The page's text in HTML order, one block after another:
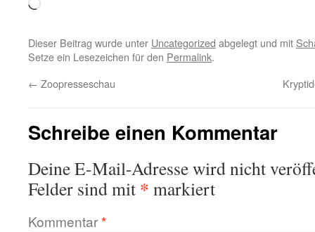
Dieser Beitrag wurde unter Uncategorized abgelegt und mit
Setze ein Lesezeichen für den Permalink.
← Zoopresseschau
Schreibe einen Kommentar
Deine E-Mail-Adresse wird nicht
Felder sind mit * markiert
Kommentar*